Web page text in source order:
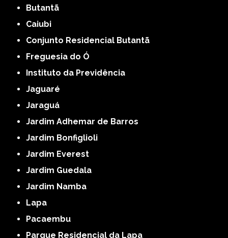
Butantã
Caiubi
Conjunto Residencial Butantã
Freguesia do Ó
Instituto da Previdência
Jaguaré
Jaraguá
Jardim Adhemar de Barros
Jardim Bonfiglioli
Jardim Everest
Jardim Guedala
Jardim Namba
Lapa
Pacaembu
Parque Residencial da Lapa